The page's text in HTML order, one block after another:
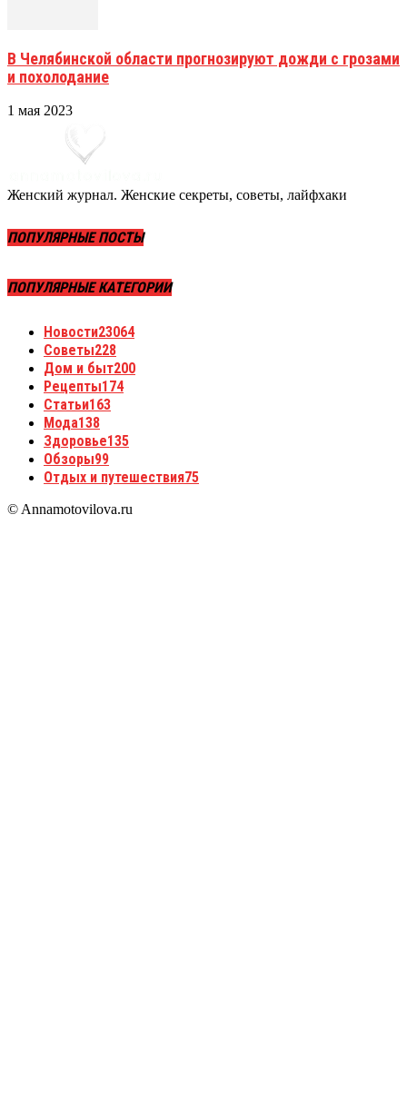
В Челябинской области прогнозируют дожди с грозами
и похолодание
1 мая 2023
Женский журнал. Женские секреты, советы, лайфхаки
ПОПУЛЯРНЫЕ ПОСТЫ
ПОПУЛЯРНЫЕ КАТЕГОРИИ
Новости23064
Советы228
Дом и быт200
Рецепты174
Статьи163
Мода138
Здоровье135
Обзоры99
Отдых и путешествия75
© Annamotovilova.ru